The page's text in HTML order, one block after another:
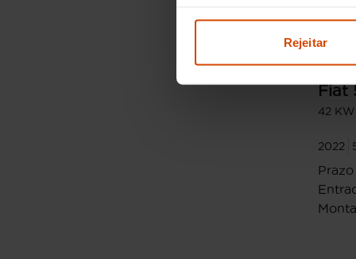
Rejeitar
A
161,05
Fiat
42
2022
Prazo